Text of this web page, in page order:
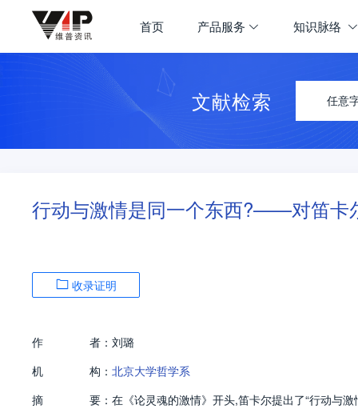
首页 产品服务 知识脉络
文献检索 任意
行动与激情是同一个东西?——对笛卡
收录证明
作 者： 刘璐
机
构： 北京大学哲学系
摘
要： 在《论灵魂的激情》开头,笛卡尔提出了“行动与